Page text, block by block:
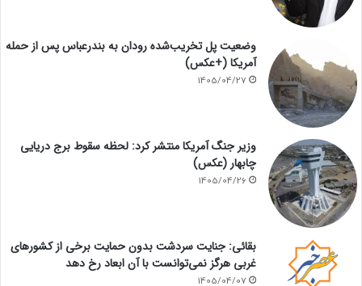
وضعیت پل تخریب‌شده رودان به بندرعباس پس از حمله
آمریکا (+عکس)
1405/04/27
وزیر جنگ آمریکا منتشر کرد: لحظه سقوط برج دریایی
چابهار (عکس)
1405/04/26
بقائی: جنایت سردشت بدون حمایت برخی از کشورهای
غربی هرگز نمی‌توانست با آن ابعاد رخ دهد
1405/04/07